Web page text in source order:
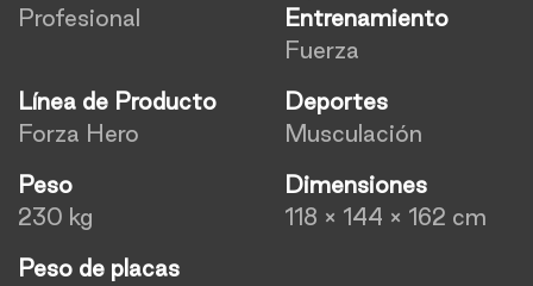
Profesional
Entrenamiento
Fuerza
Línea de Producto
Forza Hero
Deportes
Musculación
Peso
230 kg
Dimensiones
118 × 144 × 162 cm
Peso de placas